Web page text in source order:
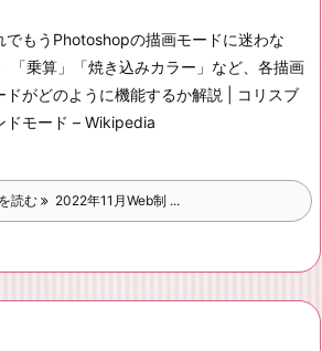
でもうPhotoshopの描画モードに迷わな
「乗算」「焼き込みカラー」など、各描画
ドがどのように機能するか解説 | コリスブ
ドモード – Wikipedia
読む 2022年11月Web制 ...